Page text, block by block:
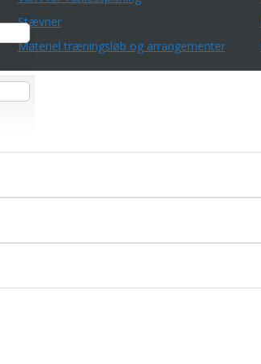
Stævner
Materiel træningsløb og arrangementer